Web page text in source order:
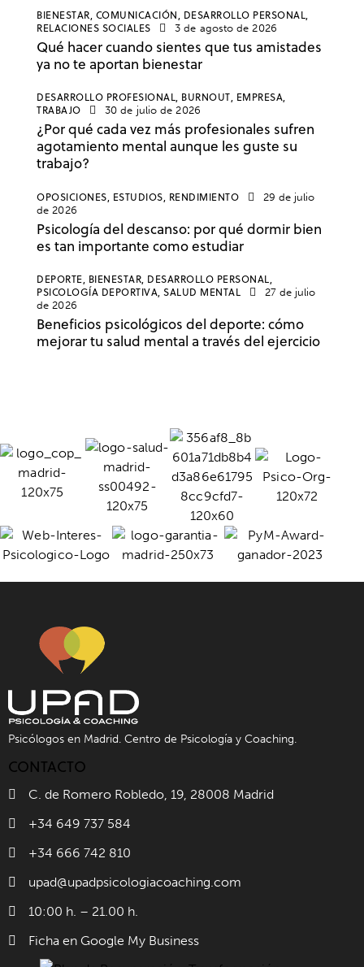
BIENESTAR, COMUNICACIÓN, DESARROLLO PERSONAL,
RELACIONES SOCIALES
3 de agosto de 2026
Qué hacer cuando sientes que tus amistades
ya no te aportan bienestar
DESARROLLO PROFESIONAL, BURNOUT, EMPRESA,
TRABAJO
30 de julio de 2026
¿Por qué cada vez más profesionales sufren
agotamiento mental aunque les guste su
trabajo?
OPOSICIONES, ESTUDIOS, RENDIMIENTO
29 de julio
de 2026
Psicología del descanso: por qué dormir bien
es tan importante como estudiar
DEPORTE, BIENESTAR, DESARROLLO PERSONAL,
PSICOLOGÍA DEPORTIVA, SALUD MENTAL
27 de julio
de 2026
Beneficios psicológicos del deporte: cómo
mejorar tu salud mental a través del ejercicio
Psicólogos en Madrid. Centro de Psicología y Coaching.
CONTACTO
C. de Romero Robledo, 19, 28008 Madrid
+34 649 737 584
+34 666 742 810
upad@upadpsicologiacoaching.com
10:00 h. – 21.00 h.
Ficha en Google My Business